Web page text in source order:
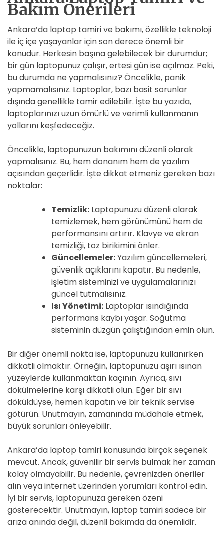
Bakım Önerileri
Ankara’da laptop tamiri ve bakımı, özellikle teknoloji
ile iç içe yaşayanlar için son derece önemli bir
konudur. Herkesin başına gelebilecek bir durumdur;
bir gün laptopunuz çalışır, ertesi gün ise açılmaz. Peki,
bu durumda ne yapmalısınız? Öncelikle, panik
yapmamalısınız. Laptoplar, bazı basit sorunlar
dışında genellikle tamir edilebilir. İşte bu yazıda,
laptoplarınızı uzun ömürlü ve verimli kullanmanın
yollarını keşfedeceğiz.
Öncelikle, laptopunuzun bakımını düzenli olarak
yapmalısınız. Bu, hem donanım hem de yazılım
açısından geçerlidir. İşte dikkat etmeniz gereken bazı
noktalar:
Temizlik: Laptopunuzu düzenli olarak
temizlemek, hem görünümünü hem de
performansını artırır. Klavye ve ekran
temizliği, toz birikimini önler.
Güncellemeler:Yazılım güncellemeleri,
güvenlik açıklarını kapatır. Bu nedenle,
işletim sisteminizi ve uygulamalarınızı
güncel tutmalısınız.
Isı Yönetimi: Laptoplar ısındığında
performans kaybı yaşar. Soğutma
sisteminin düzgün çalıştığından emin olun.
Bir diğer önemli nokta ise, laptopunuzu kullanırken
dikkatli olmaktır. Örneğin, laptopunuzu aşırı ısınan
yüzeylerde kullanmaktan kaçının. Ayrıca, sıvı
dökülmelerine karşı dikkatli olun. Eğer bir sıvı
döküldüyse, hemen kapatın ve bir teknik servise
götürün. Unutmayın, zamanında müdahale etmek,
büyük sorunları önleyebilir.
Ankara’da laptop tamiri konusunda birçok seçenek
mevcut. Ancak, güvenilir bir servis bulmak her zaman
kolay olmayabilir. Bu nedenle, çevrenizden öneriler
alın veya internet üzerinden yorumları kontrol edin.
İyi bir servis, laptopunuza gereken özeni
gösterecektir. Unutmayın, laptop tamiri sadece bir
arıza anında değil, düzenli bakımda da önemlidir.